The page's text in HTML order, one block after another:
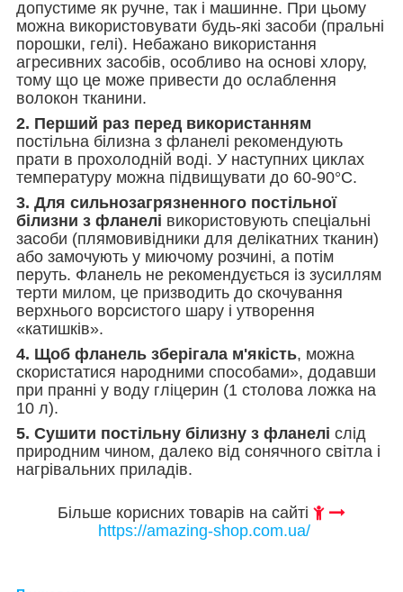
допустиме як ручне, так і машинне. При цьому
можна використовувати будь-які засоби (пральні
порошки, гелі). Небажано використання
агресивних засобів, особливо на основі хлору,
тому що це може привести до ослаблення
волокон тканини.
2. Перший раз перед використанням
постільна білизна з фланелі рекомендують
прати в прохолодній воді. У наступних циклах
температуру можна підвищувати до 60-90°С.
3. Для сильнозагрязненного постільної
білизни з фланелі використовують спеціальні
засоби (плямовивідники для делікатних тканин)
або замочують у миючому розчині, а потім
перуть. Фланель не рекомендується із зусиллям
терти милом, це призводить до скочування
верхнього ворсистого шару і утворення
«катишків».
4. Щоб фланель зберігала м'якість, можна
скористатися народними способами», додавши
при пранні у воду гліцерин (1 столова ложка на
10 л).
5. Сушити постільну білизну з фланелі слід
природним чином, далеко від сонячного світла і
нагрівальних приладів.
Більше корисних товарів на сайті
https://amazing-shop.com.ua/